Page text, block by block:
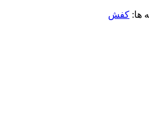
ها: کفش